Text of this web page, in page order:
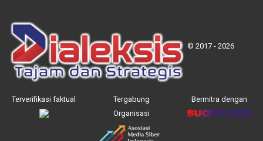
© 2017 - 2026
Terverifikasi faktual
Tergabung
Organisasi
Bermitra dengan